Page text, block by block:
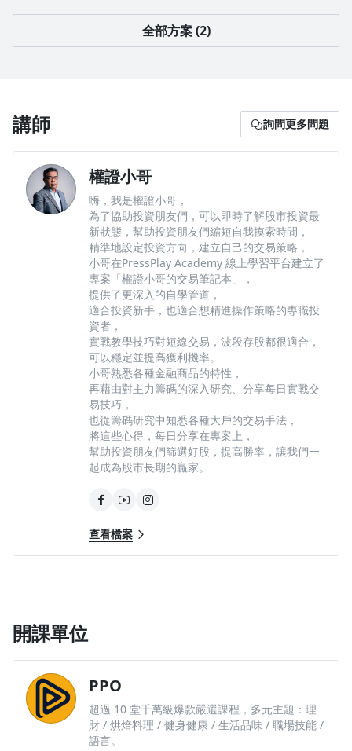
「權證」加碼收入解鎖課程！
「權證」為小哥年輕時翻身的主要武器之一，近期比較少操作，
全部方案 (2)
講師 詢問更多問題
權證小哥
嗨，我是權證小哥，
為了協助投資朋友們，可以即時了解股市投資最
新狀態，幫助投資朋友們縮短自我摸索時間，
精準地設定投資方向，建立自己的交易策略，
小哥在PressPlay Academy 線上學習平台建立了
專案「權證小哥的交易筆記本」，
提供了更深入的自學管道，
適合投資新手，也適合想精進操作策略的專職投
資者，
實戰教學技巧對短線交易，波段存股都很適合，
可以穩定並提高獲利機率。
小哥熟悉各種金融商品的特性，
再藉由對主力籌碼的深入研究、分享每日實戰交
易技巧，
也從籌碼研究中知悉各種大戶的交易手法，
將這些心得，每日分享在專案上，
幫助投資朋友們篩選好股，提高勝率，讓我們一
起成為股市長期的贏家。
查看檔案
開課單位
PPO
超過 10 堂千萬級爆款嚴選課程，多元主題：理
財 / 烘焙料理 / 健身健康 / 生活品味 / 職場技能 /
語言。